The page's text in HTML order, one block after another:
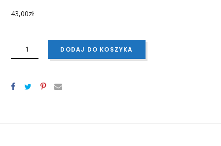
43,00zł
BRODETTO DODAJ DO KOSZYKA